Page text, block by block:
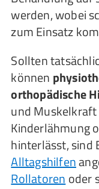
werden, wobei
zum Einsatz
Sollten
können
orthopädische
und Muskelkraft
Kinderlähmung
hinterlässt, sind
Alltagshilfen
Rollatoren oder